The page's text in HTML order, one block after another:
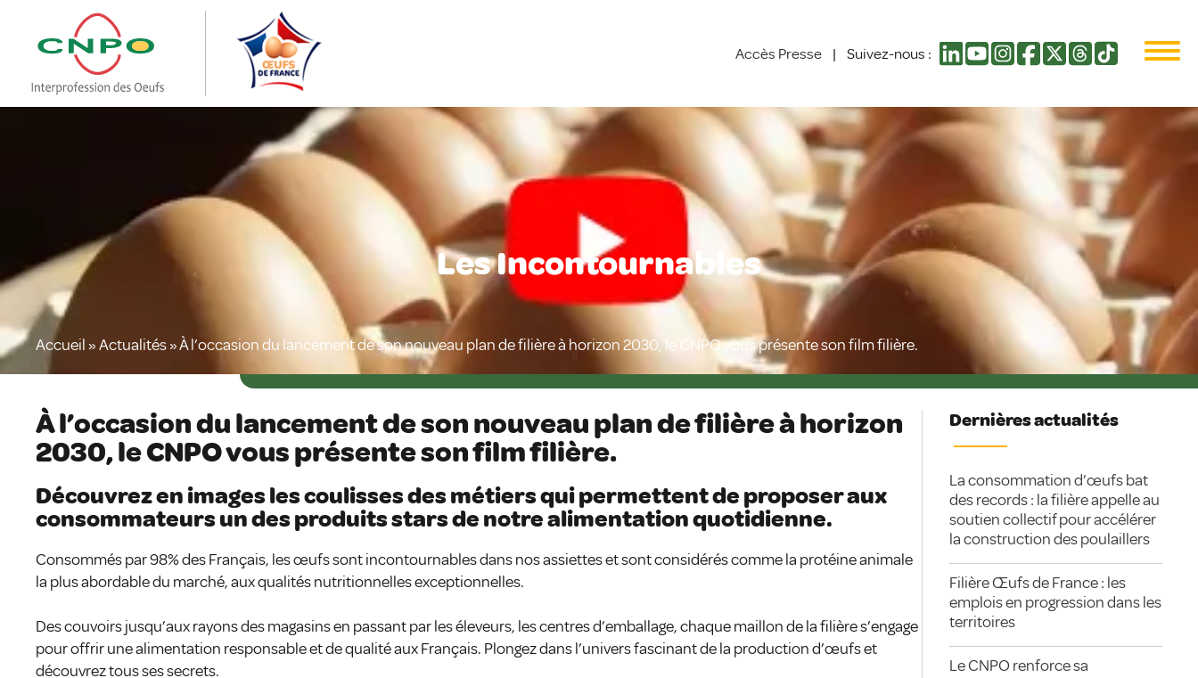
Accès Presse | Suivez-nous :
Les Incontournables
Accueil »Actualités»À l’occasion du lancement de son nouveau plan de filière à horizon 2030, le CNPO vous présente son film filière.
À l’occasion du lancement de son nouveau plan de filière à horizon
2030, le CNPO vous présente son film filière.
Découvrez en images les coulisses des métiers qui permettent de proposer aux
consommateurs un des produits stars de notre alimentation quotidienne.
Consommés par 98% des Français, les œufs sont incontournables dans nos assiettes et sont considérés comme la protéine animale
la plus abordable du marché, aux qualités nutritionnelles exceptionnelles.
Des couvoirs jusqu’aux rayons des magasins en passant par les éleveurs, les centres d’emballage, chaque maillon de la filière s’engage
pour offrir une alimentation responsable et de qualité aux Français. Plongez dans l’univers fascinant de la production d’œufs et
découvrez tous ses secrets.
Dernières actualités
La consommation d’œufs bat
des records : la filière appelle au
soutien collectif pour accélérer
la construction des poulaillers
Filière Œufs de France : les
emplois en progression dans les
territoires
Le CNPO renforce sa